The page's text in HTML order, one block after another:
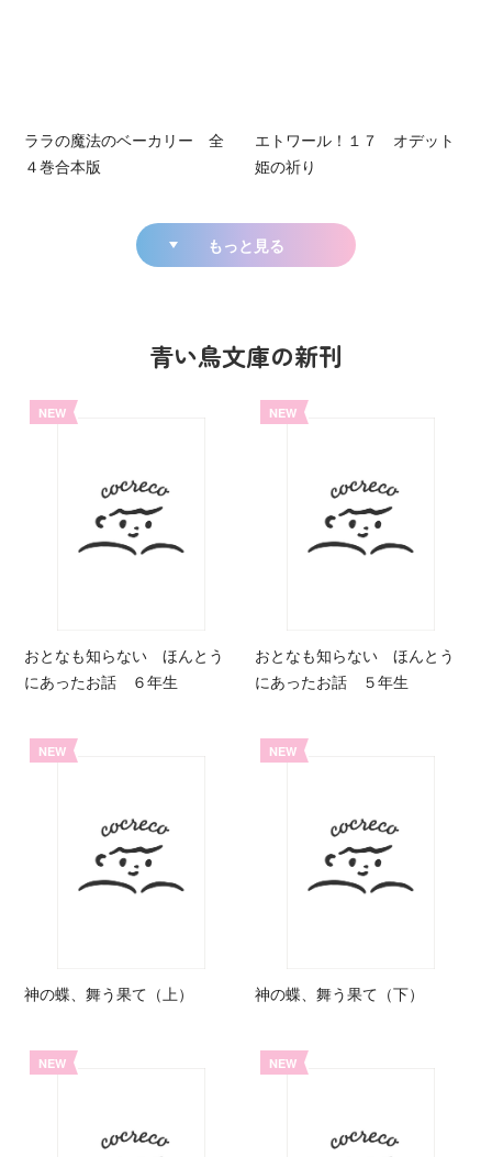
ララの魔法のベーカリー 全
４巻合本版
エトワール！１７ オデット
姫の祈り
もっと見る
青い鳥文庫の新刊
NEW
おとなも知らない ほんとう
にあったお話 ６年生
NEW
おとなも知らない ほんとう
にあったお話 ５年生
NEW
神の蝶、舞う果て（上）
NEW
神の蝶、舞う果て（下）
NEW NEW